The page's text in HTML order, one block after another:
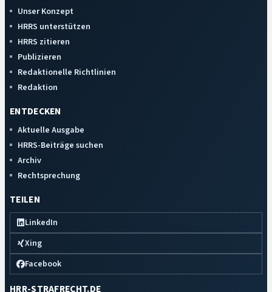
Unser Konzept
HRRS unterstützen
HRRS zitieren
Publizieren
Redaktionelle Richtlinien
Redaktion
ENTDECKEN
Aktuelle Ausgabe
HRRS-Beiträge suchen
Archiv
Rechtsprechung
TEILEN
LinkedIn
Xing
Facebook
HRR-STRAFRECHT.DE